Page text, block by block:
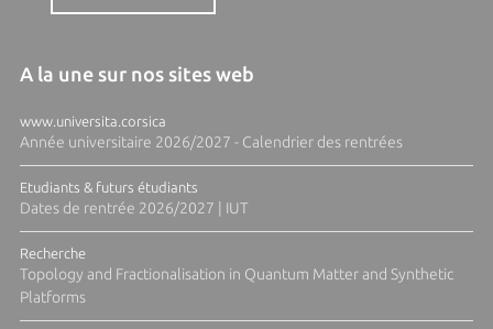
A la une sur nos sites web
www.universita.corsica
Année universitaire 2026/2027 - Calendrier des rentrées
Etudiants & futurs étudiants
Dates de rentrée 2026/2027 | IUT
Recherche
Topology and Fractionalisation in Quantum Matter and Synthetic
Platforms